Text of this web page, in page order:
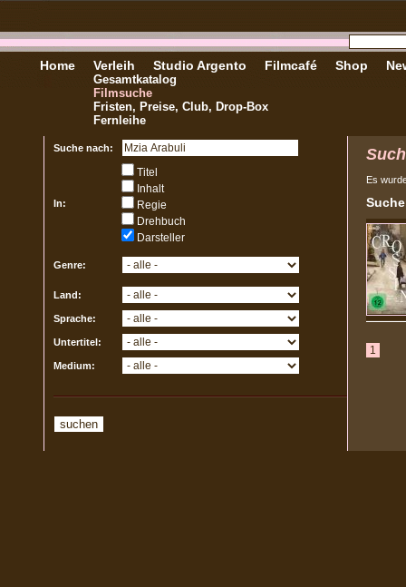
Home Verleih
Gesamtkatalog
Filmsuche
Fristen, Preise, Club, Drop-Box
Fernleihe
Studio Argento Filmcafé Shop
Suche nach:
In:
Titel
Inhalt
Regie
Drehbuch
Darsteller
Genre:
Land:
Sprache:
Untertitel:
Medium:
Es
1